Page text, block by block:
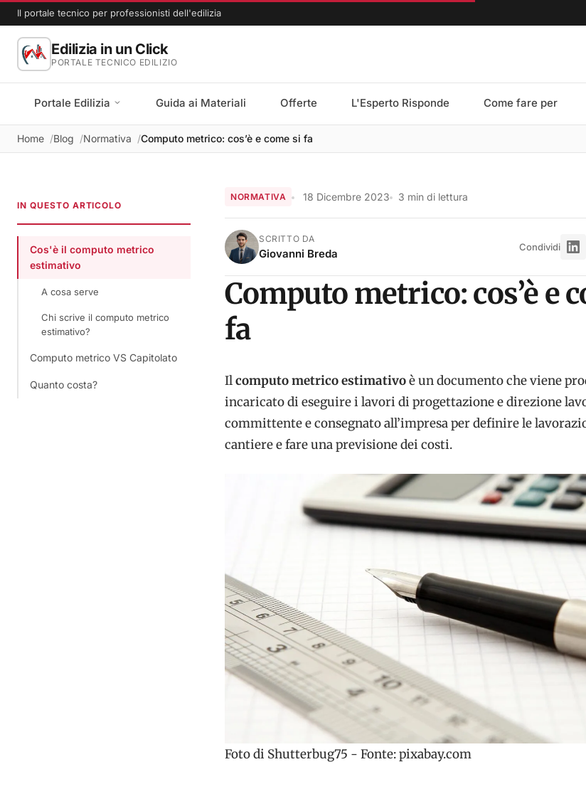
Il portale tecnico per professionisti dell'edilizia
Edilizia in un Click
PORTALE TECNICO EDILIZIO
Portale Edilizia Guida ai Materiali Offerte L'Esperto Risponde Come fare per
Home Blog Normativa Computo metrico: cos’è e come si fa
IN QUESTO ARTICOLO
Cos'è il computo metrico
estimativo
A cosa serve
Chi scrive il computo metrico
estimativo?
Computo metrico VS Capitolato
Quanto costa?
NORMATIVA 18 Dicembre 2023 3 min di lettura
SCRITTO DA
Giovanni Breda Condividi
Computo metrico: cos’è e
fa
Ilcomputo metrico estimativoè un documento che viene
incaricato di eseguire i lavori di progettazione e direzione
committente e consegnato all’impresa per definire le
cantiere e fare una previsione dei costi.
Foto di Shutterbug75 - Fonte: pixabay.com